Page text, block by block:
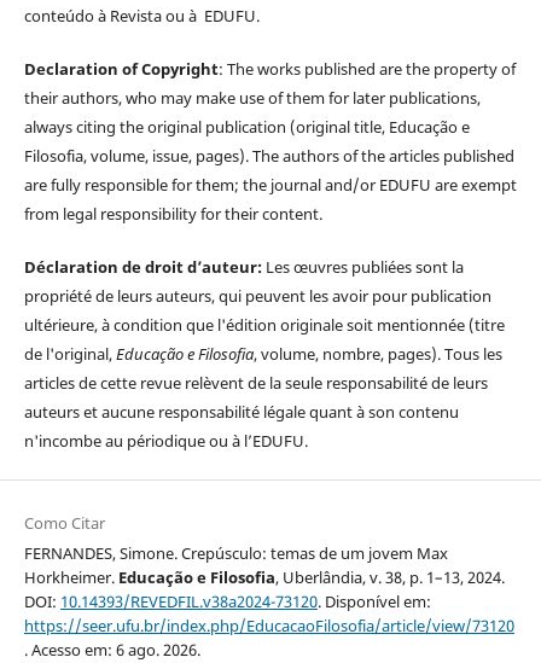
conteúdo à Revista ou à EDUFU.
Declaration of Copyright: The works published are the property of
their authors, who may make use of them for later publications,
always citing the original publication (original title, Educação e
Filosofia, volume, issue, pages). The authors of the articles published
are fully responsible for them; the journal and/or EDUFU are exempt
from legal responsibility for their content.
Déclaration de droit d’auteur: Les œuvres publiées sont la
propriété de leurs auteurs, qui peuvent les avoir pour publication
ultérieure, à condition que l'édition originale soit mentionnée (titre
de l'original,Educação e Filosofia, volume, nombre, pages). Tous les
articles de cette revue relèvent de la seule responsabilité de leurs
auteurs et aucune responsabilité légale quant à son contenu
n'incombe au périodique ou à l’EDUFU.
Como Citar
FERNANDES, Simone. Crepúsculo: temas de um jovem Max
Horkheimer. Educação e Filosofia, Uberlândia, v. 38, p. 1–13, 2024.
DOI: 10.14393/REVEDFIL.v38a2024-73120. Disponível em:
https://seer.ufu.br/index.php/EducacaoFilosofia/article/view/73120
. Acesso em: 6 ago. 2026.